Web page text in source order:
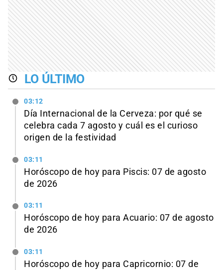
LO ÚLTIMO
03:12
Día Internacional de la Cerveza: por qué se
celebra cada 7 agosto y cuál es el curioso
origen de la festividad
03:11
Horóscopo de hoy para Piscis: 07 de agosto
de 2026
03:11
Horóscopo de hoy para Acuario: 07 de agosto
de 2026
03:11
Horóscopo de hoy para Capricornio: 07 de